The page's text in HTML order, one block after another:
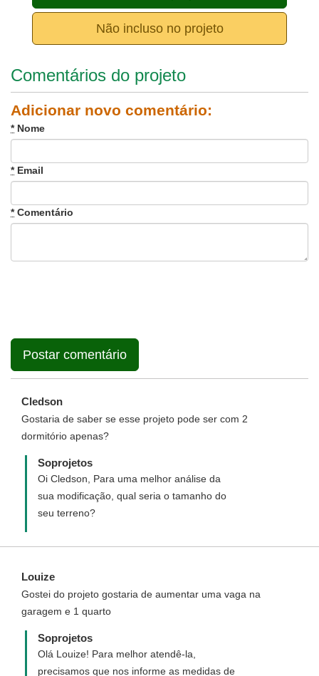
Não incluso no projeto
Comentários do projeto
Adicionar novo comentário:
*Nome
*Email
*Comentário
Cledson
Gostaria de saber se esse projeto pode ser com 2
dormitório apenas?
Soprojetos
Oi Cledson, Para uma melhor análise da
sua modificação, qual seria o tamanho do
seu terreno?
Louize
Gostei do projeto gostaria de aumentar uma vaga na
garagem e 1 quarto
Soprojetos
Olá Louize! Para melhor atendê-la,
precisamos que nos informe as medidas de